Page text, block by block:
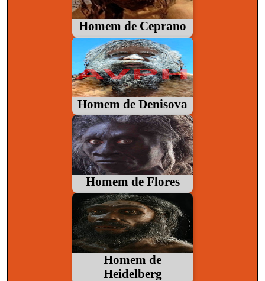
Homem de Ceprano
Homem de Denisova
Homem de Flores
Homem de
Heidelberg